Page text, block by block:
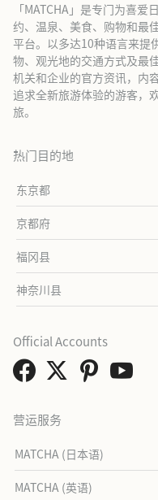
「MATCHA」是专门为喜
约、温泉、美食、购物和最
平台。以多达10种语言来提
物、观光地的交通方式及最
机关和企业的官方资讯，内
追求全新旅游体验的游客，
旅。
热门目的地
东京都
京都府
福冈县
神奈川县
营运服务
MATCHA (日本语)
MATCHA (英语)
Official Accounts